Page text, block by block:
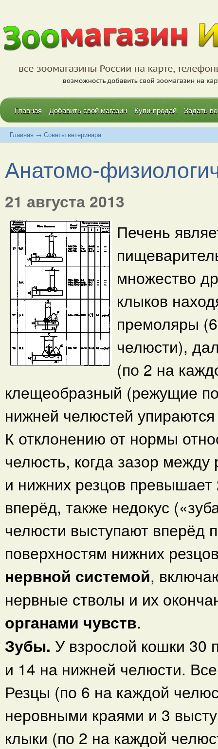
Главная Добавить свой магазин Купи-продай Задать
Главная → Советы ветеринара
Анатомо-
21 августа 2013
Печень
множество
клыков
премоляры
челюсти),
(по 2 на
клещеобразный (режущие
нижней челюстей
К отклонению от нормы
челюсть, когда зазор
и нижних резцов
вперёд, также недокус
челюсти выступают
поверхностям нижних
нервной системой,
нервные стволы и их
органами чувств.
Зубы. У взрослой кошки 30
и 14 на нижней челюсти.
Резцы (по 6 на каждой
неровными краями и 3
клыки (по 2 на каждой